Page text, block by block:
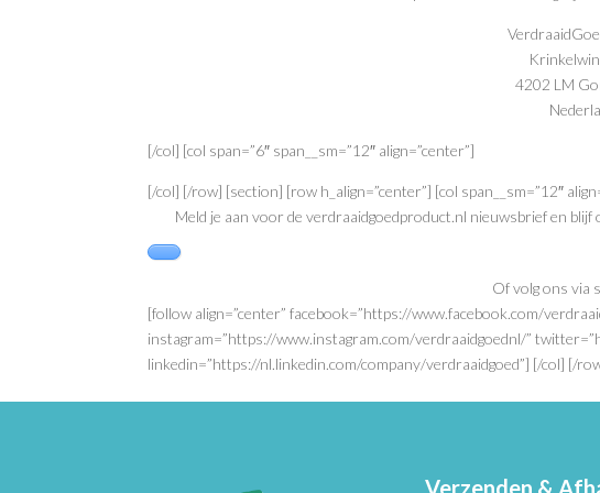
4202 LM
[/col] [col span=”6″ span__sm=”12″ align=”center”]
[/col] [/row] [section] [row h_align=”center”] [col span__sm=”12″
Meld je aan voor de verdraaidgoedproduct.nl nieuwsbrief en
Of volg ons via
[follow align=”center” facebook=”https://www.facebook.com/
instagram=”https://www.instagram.com/verdraaidgoednl/”
linkedin=”https://nl.linkedin.com/company/verdraaidgoed”] [/col] [/
Verzenden &